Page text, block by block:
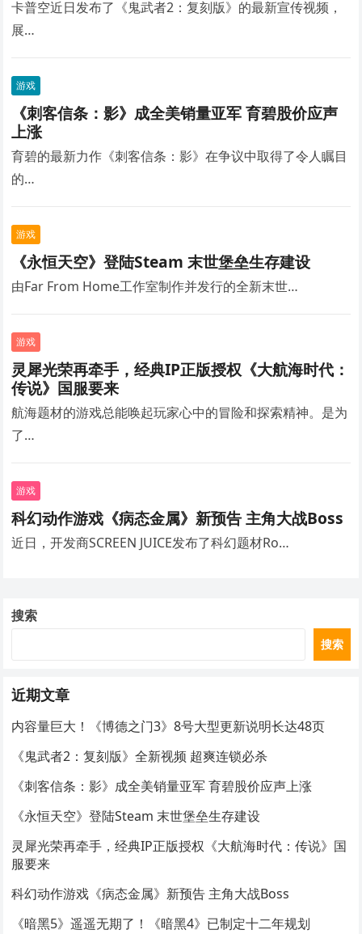
卡普空近日发布了《鬼武者2：复刻版》的最新宣传视频，
展…
游戏
《刺客信条：影》成全美销量亚军 育碧股价应声
上涨
育碧的最新力作《刺客信条：影》在争议中取得了令人瞩目
的…
游戏
《永恒天空》登陆Steam 末世堡垒生存建设
由Far From Home工作室制作并发行的全新末世…
游戏
灵犀光荣再牵手，经典IP正版授权《大航海时代：
传说》国服要来
航海题材的游戏总能唤起玩家心中的冒险和探索精神。是为
了…
游戏
科幻动作游戏《病态金属》新预告 主角大战Boss
近日，开发商SCREEN JUICE发布了科幻题材Ro…
搜索
搜索
近期文章
内容量巨大！《博德之门3》8号大型更新说明长达48页
《鬼武者2：复刻版》全新视频 超爽连锁必杀
《刺客信条：影》成全美销量亚军 育碧股价应声上涨
《永恒天空》登陆Steam 末世堡垒生存建设
灵犀光荣再牵手，经典IP正版授权《大航海时代：传说》国
服要来
科幻动作游戏《病态金属》新预告 主角大战Boss
《暗黑5》遥遥无期了！《暗黑4》已制定十二年规划